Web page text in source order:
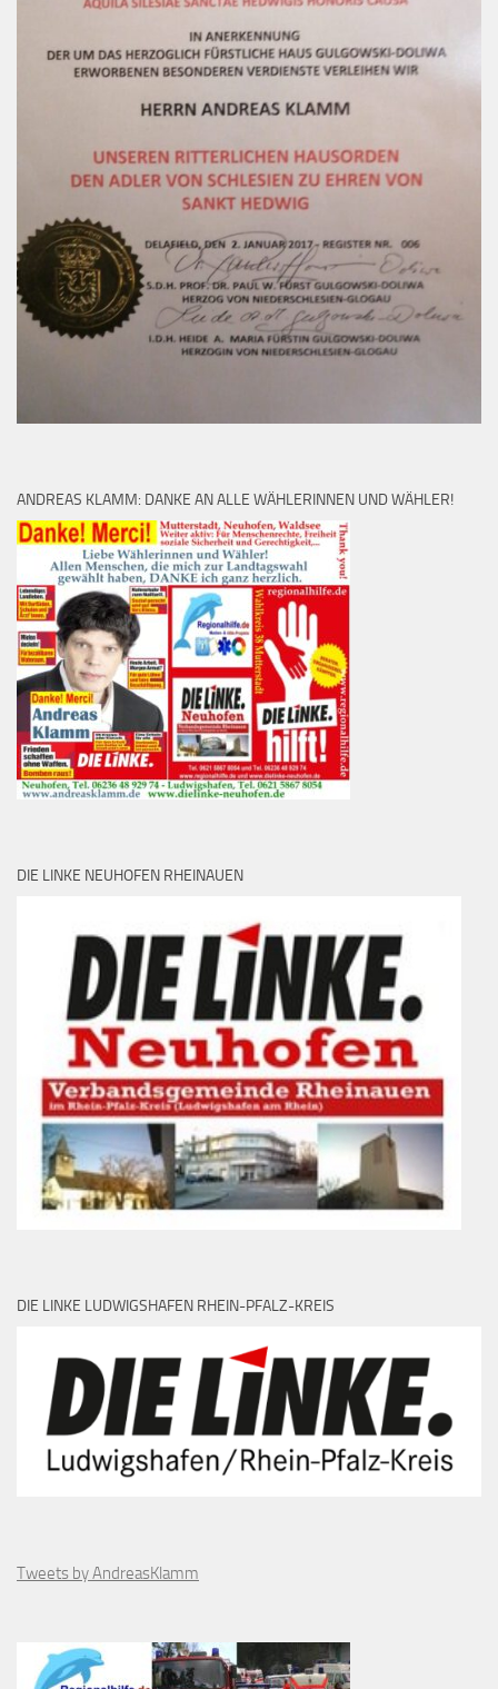
ANDREAS KLAMM: DANKE AN ALLE WÄHLERINNEN UND WÄHLER!
DIE LINKE NEUHOFEN RHEINAUEN
DIE LINKE LUDWIGSHAFEN RHEIN-PFALZ-KREIS
Tweets by AndreasKlamm